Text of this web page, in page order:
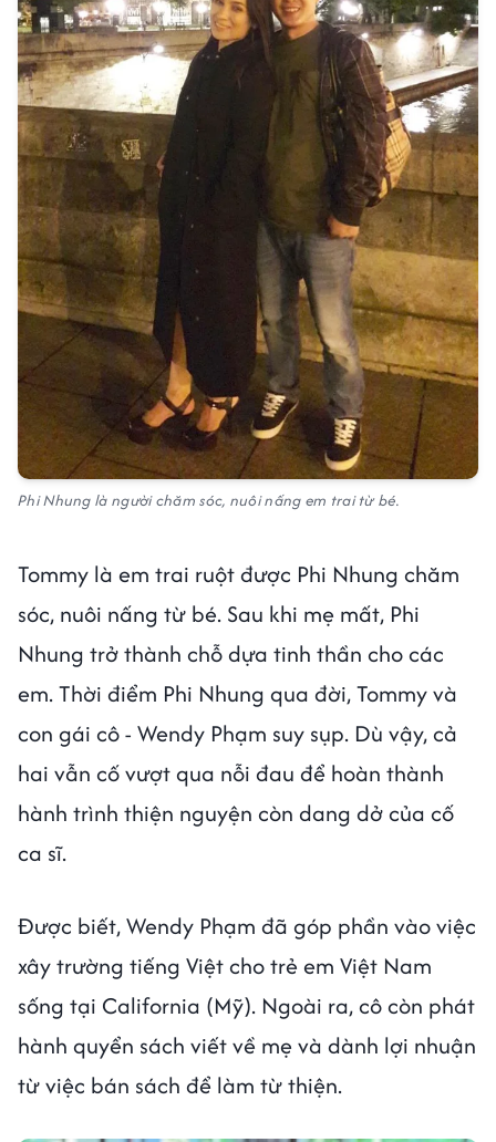
Phi Nhung là người chăm sóc, nuôi nấng em trai từ bé.
Tommy là em trai ruột được Phi Nhung chăm
sóc, nuôi nấng từ bé. Sau khi mẹ mất, Phi
Nhung trở thành chỗ dựa tinh thần cho các
em. Thời điểm Phi Nhung qua đời, Tommy và
con gái cô - Wendy Phạm suy sụp. Dù vậy, cả
hai vẫn cố vượt qua nỗi đau để hoàn thành
hành trình thiện nguyện còn dang dở của cố
ca sĩ.
Được biết, Wendy Phạm đã góp phần vào việc
xây trường tiếng Việt cho trẻ em Việt Nam
sống tại California (Mỹ). Ngoài ra, cô còn phát
hành quyển sách viết về mẹ và dành lợi nhuận
từ việc bán sách để làm từ thiện.